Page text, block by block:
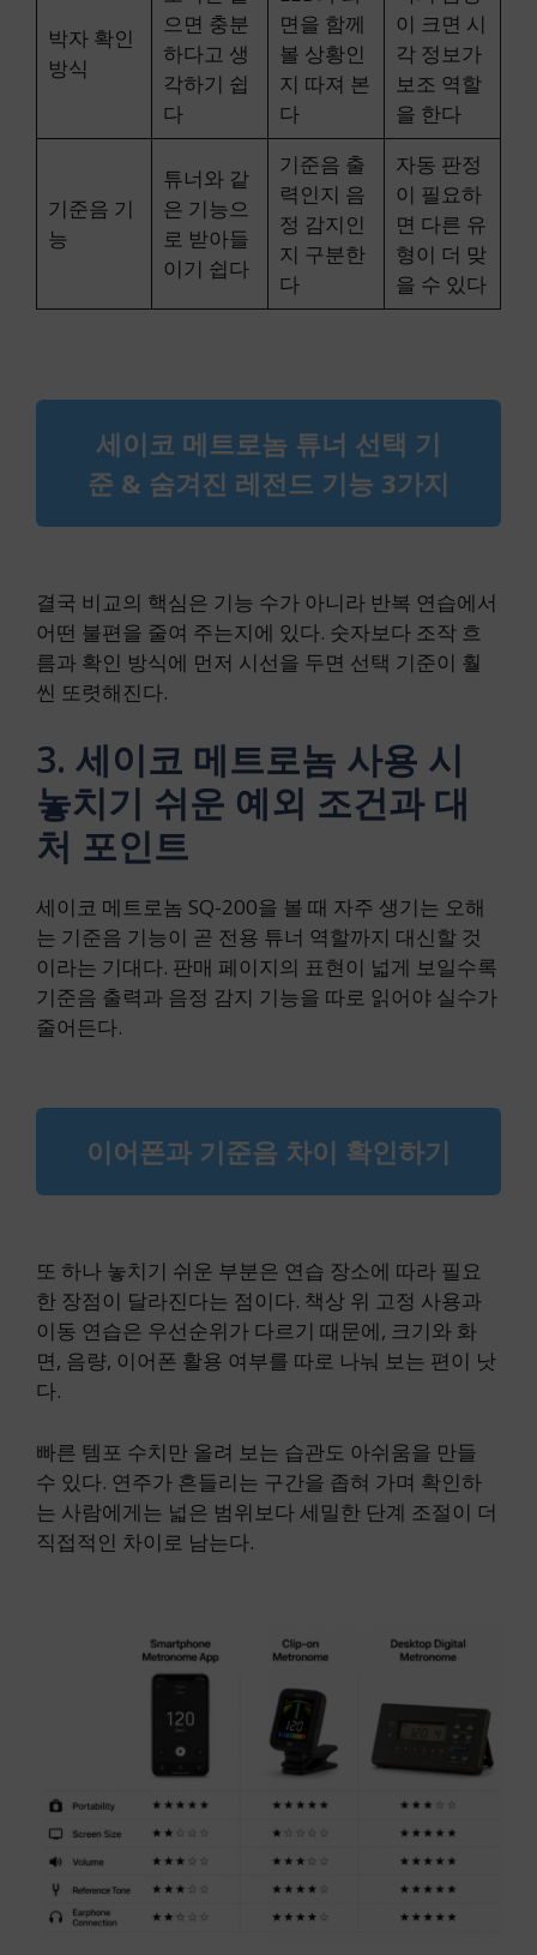
박자 확인
방식
으면 충분
하다고 생
각하기 쉽
다
면을 함께
볼 상황인
지 따져 본
다
이 크면 시
각 정보가
보조 역할
을 한다
기준음 기
능
튜너와 같
은 기능으
로 받아들
이기 쉽다
기준음 출
력인지 음
정 감지인
지 구분한
다
자동 판정
이 필요하
면 다른 유
형이 더 맞
을 수 있다
세이코 메트로놈 튜너 선택 기
준 & 숨겨진 레전드 기능 3가지
결국 비교의 핵심은 기능 수가 아니라 반복 연습에서
어떤 불편을 줄여 주는지에 있다. 숫자보다 조작 흐
름과 확인 방식에 먼저 시선을 두면 선택 기준이 훨
씬 또렷해진다.
3. 세이코 메트로놈 사용 시
놓치기 쉬운 예외 조건과 대
처 포인트
세이코 메트로놈 SQ-200을 볼 때 자주 생기는 오해
는 기준음 기능이 곧 전용 튜너 역할까지 대신할 것
이라는 기대다. 판매 페이지의 표현이 넓게 보일수록
기준음 출력과 음정 감지 기능을 따로 읽어야 실수가
줄어든다.
이어폰과 기준음 차이 확인하기
또 하나 놓치기 쉬운 부분은 연습 장소에 따라 필요
한 장점이 달라진다는 점이다. 책상 위 고정 사용과
이동 연습은 우선순위가 다르기 때문에, 크기와 화
면, 음량, 이어폰 활용 여부를 따로 나눠 보는 편이 낫
다.
빠른 템포 수치만 올려 보는 습관도 아쉬움을 만들
수 있다. 연주가 흔들리는 구간을 좁혀 가며 확인하
는 사람에게는 넓은 범위보다 세밀한 단계 조절이 더
직접적인 차이로 남는다.